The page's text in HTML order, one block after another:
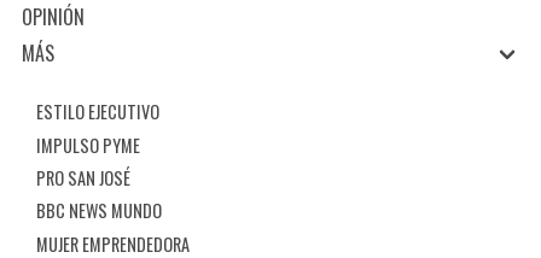
OPINIÓN
MÁS
ESTILO EJECUTIVO
IMPULSO PYME
PRO SAN JOSÉ
BBC NEWS MUNDO
MUJER EMPRENDEDORA